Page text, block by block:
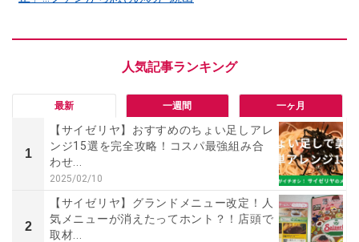
最新 一週間 一ヶ月
1
【サイゼリヤ】おすすめのちょい足しアレ
ンジ15選を完全攻略！コスパ最強組み合
わせ...
2025/02/10
2
【サイゼリヤ】グランドメニュー改定！人
気メニューが消えたってホント？！店頭で
取材...